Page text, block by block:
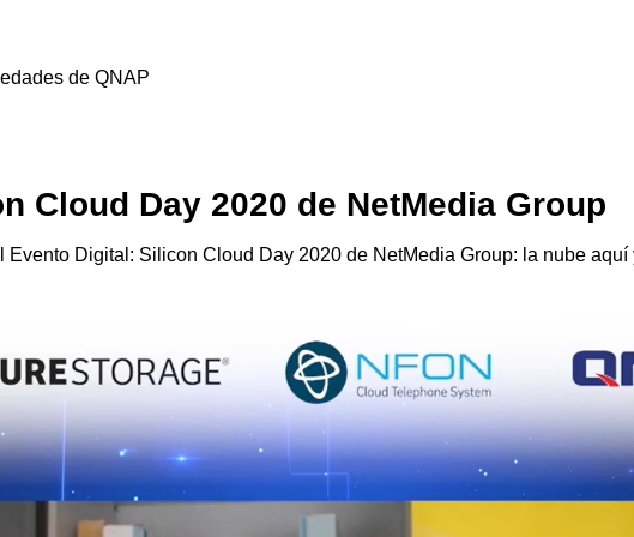
de QNAP
Cloud Day 2020 de NetMedia Group
Digital: Silicon Cloud Day 2020 de NetMedia Group: la nube